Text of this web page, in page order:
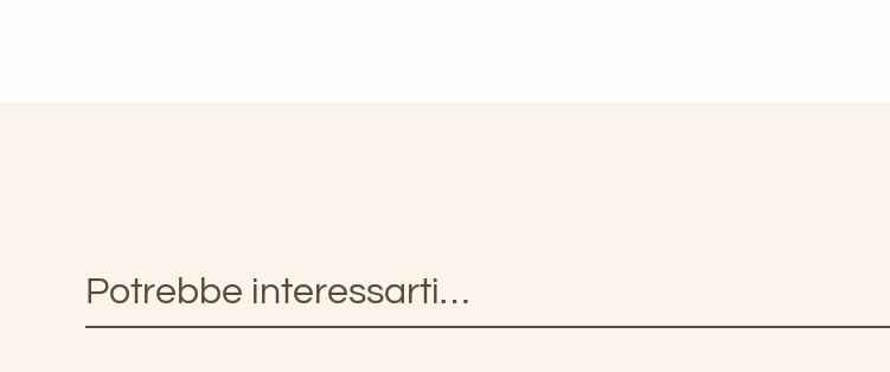
Potrebbe interessarti…